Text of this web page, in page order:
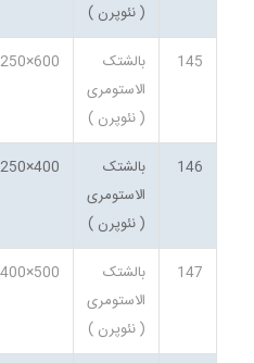
( نئوپرن )
145
بالشتک
الاستومری
( نئوپرن )
600×250×129
146
بالشتک
الاستومری
( نئوپرن )
400×250×107
147
بالشتک
الاستومری
( نئوپرن )
500×400×129